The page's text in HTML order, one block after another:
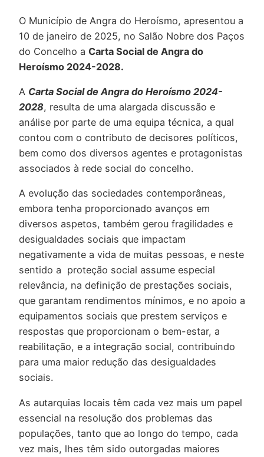
O Município de Angra do Heroísmo, apresentou a
10 de janeiro de 2025, no Salão Nobre dos Paços
do Concelho a Carta Social de Angra do
Heroísmo 2024-2028.
A Carta Social de Angra do Heroísmo 2024-
2028, resulta de uma alargada discussão e
análise por parte de uma equipa técnica, a qual
contou com o contributo de decisores políticos,
bem como dos diversos agentes e protagonistas
associados à rede social do concelho.
A evolução das sociedades contemporâneas,
embora tenha proporcionado avanços em
diversos aspetos, também gerou fragilidades e
desigualdades sociais que impactam
negativamente a vida de muitas pessoas, e neste
sentido a proteção social assume especial
relevância, na definição de prestações sociais,
que garantam rendimentos mínimos, e no apoio a
equipamentos sociais que prestem serviços e
respostas que proporcionam o bem-estar, a
reabilitação, e a integração social, contribuindo
para uma maior redução das desigualdades
sociais.
As autarquias locais têm cada vez mais um papel
essencial na resolução dos problemas das
populações, tanto que ao longo do tempo, cada
vez mais, lhes têm sido outorgadas maiores